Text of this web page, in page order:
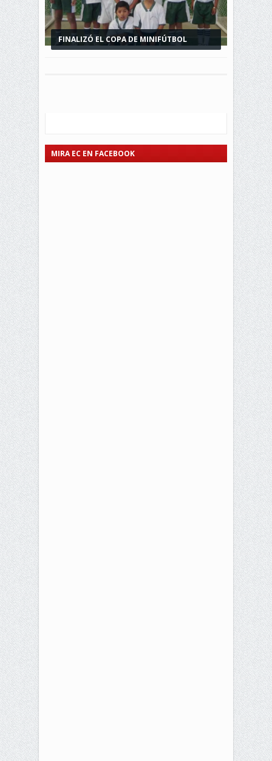
FINALIZÓ EL COPA DE MINIFÚTBOL
MIRA EC EN FACEBOOK